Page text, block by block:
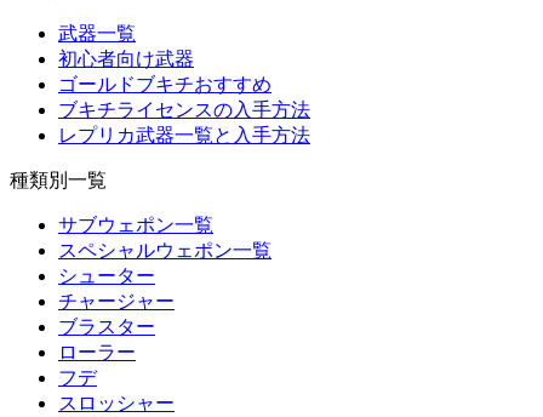
武器一覧
初心者向け武器
ゴールドブキチおすすめ
ブキチライセンスの入手方法
レプリカ武器一覧と入手方法
種類別一覧
サブウェポン一覧
スペシャルウェポン一覧
シューター
チャージャー
ブラスター
ローラー
フデ
スロッシャー